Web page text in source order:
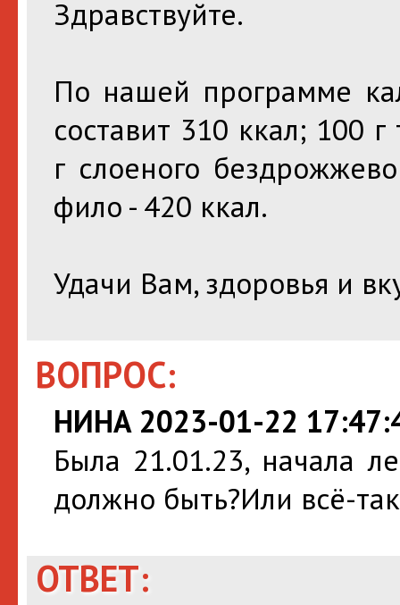
Здравствуйте.
По нашей программе
составит 310 ккал; 100
г слоеного
фило - 420 ккал.
Удачи Вам, здоровья и
ВОПРОС:
НИНА 2023-01-22
Была 21.01.23, начала
должно быть?Или всё-
ОТВЕТ: